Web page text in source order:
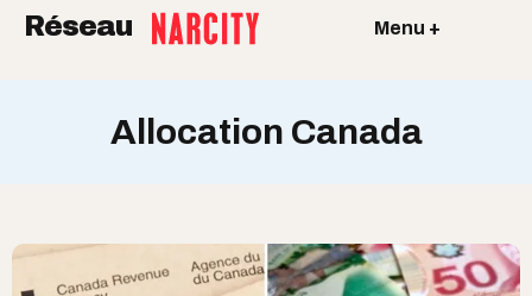
Réseau Menu +
Allocation Canada